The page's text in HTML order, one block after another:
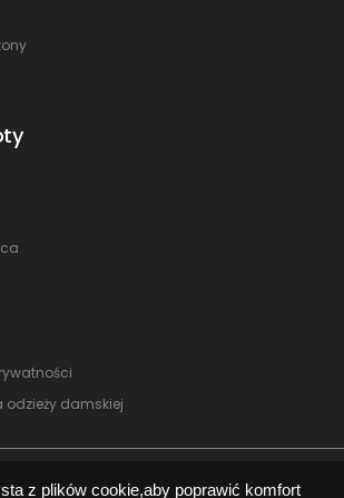
z plików cookie,aby poprawić komfort
odzieży damskiej